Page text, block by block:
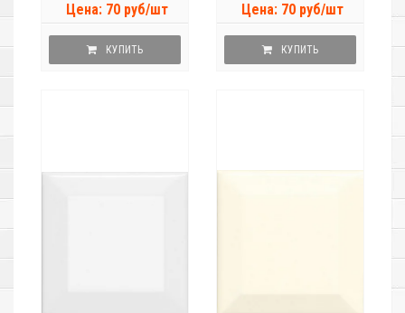
Цена: 70 руб/шт
КУПИТЬ
Цена: 70 руб/шт
КУПИТЬ